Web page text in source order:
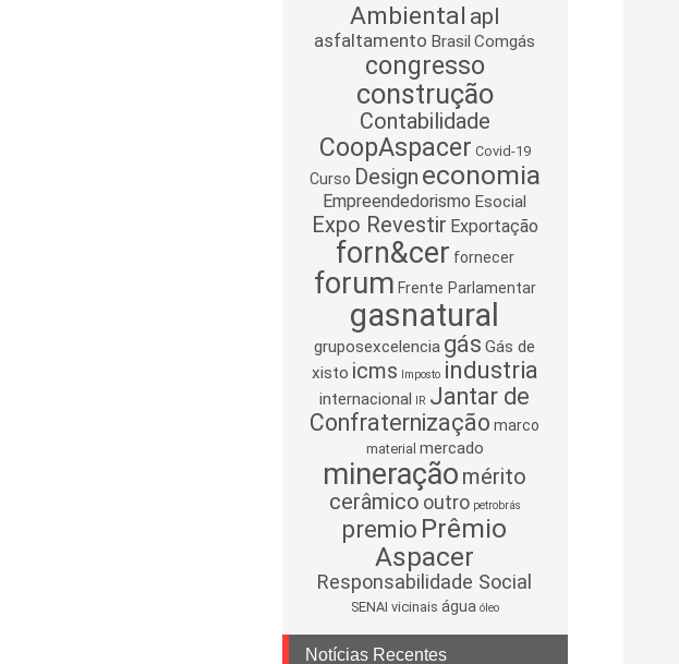
Ambiental apl
asfaltamento Brasil Comgás
congresso
construção
Contabilidade
CoopAspacer Covid-19
Curso Design economia
Empreendedorismo Esocial
Expo Revestir Exportação
forn&cer fornecer
forum Frente Parlamentar
gasnatural
gruposexcelencia gás Gás de
xisto icms Imposto industria
internacional IR Jantar de
Confraternização marco
material mercado
mineração mérito
cerâmico outro petrobrás
premio Prêmio
Aspacer
Responsabilidade Social
SENAI vicinais água óleo
Notícias Recentes